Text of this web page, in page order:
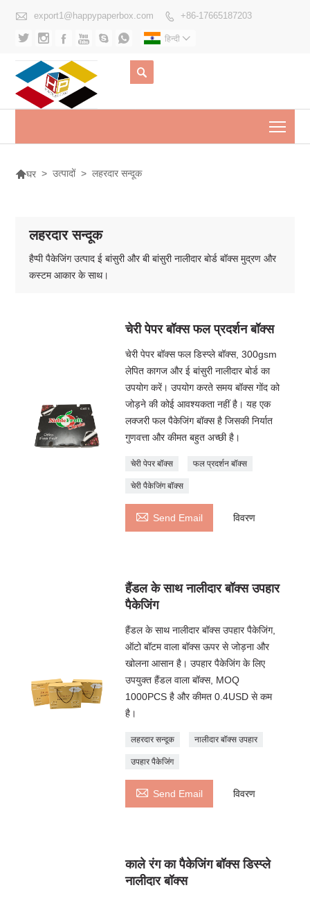
 export1@happypaperbox.com  +86-17665187203
      हिन्दी 

घर > उत्पादों > लहरदार सन्दूक
लहरदार सन्दूक
हैप्पी पैकेजिंग उत्पाद ई बांसुरी और बी बांसुरी नालीदार बोर्ड बॉक्स मुद्रण और
कस्टम आकार के साथ।
चेरी पेपर बॉक्स फल प्रदर्शन बॉक्स
चेरी पेपर बॉक्स फल डिस्प्ले बॉक्स, 300gsm
लेपित कागज और ई बांसुरी नालीदार बोर्ड का
उपयोग करें। उपयोग करते समय बॉक्स गोंद को
जोड़ने की कोई आवश्यकता नहीं है। यह एक
लक्जरी फल पैकेजिंग बॉक्स है जिसकी निर्यात
गुणवत्ता और कीमत बहुत अच्छी है।
चेरी पेपर बॉक्स फल प्रदर्शन बॉक्स
चेरी पैकेजिंग बॉक्स
 Send Email विवरण
हैंडल के साथ नालीदार बॉक्स उपहार
पैकेजिंग
हैंडल के साथ नालीदार बॉक्स उपहार पैकेजिंग,
ऑटो बॉटम वाला बॉक्स ऊपर से जोड़ना और
खोलना आसान है। उपहार पैकेजिंग के लिए
उपयुक्त हैंडल वाला बॉक्स, MOQ
1000PCS है और कीमत 0.4USD से कम
है।
लहरदार सन्दूक नालीदार बॉक्स उपहार
उपहार पैकेजिंग
 Send Email विवरण
काले रंग का पैकेजिंग बॉक्स डिस्प्ले
नालीदार बॉक्स